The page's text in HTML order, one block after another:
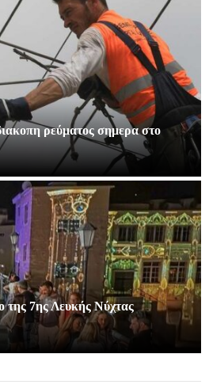
ρεύματος σημερα στο
της 7ης Λευκής Νύχτας